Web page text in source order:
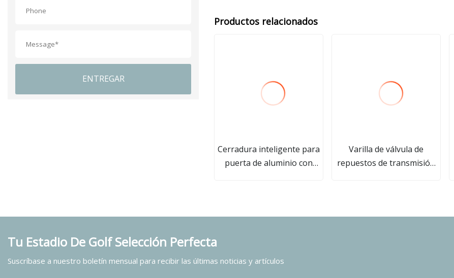
ENTREGAR
Productos relacionados
Cerradura inteligente para
puerta de aluminio con
embutir estándar europeo
inteligente para puertas
Varilla de válvula de
repuestos de transmisión
Tu Estadio De Golf Selección Perfecta
Suscríbase a nuestro boletín mensual para recibir las últimas noticias y artículos